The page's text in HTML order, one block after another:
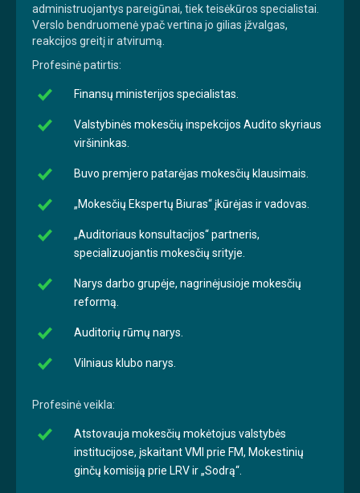
administruojantys pareigūnai, tiek teisėkūros specialistai.
Verslo bendruomenė ypač vertina jo gilias įžvalgas,
reakcijos greitį ir atvirumą.
Profesinė patirtis:
Finansų ministerijos specialistas.
Valstybinės mokesčių inspekcijos Audito skyriaus
viršininkas.
Buvo premjero patarėjas mokesčių klausimais.
„Mokesčių Ekspertų Biuras“ įkūrėjas ir vadovas.
„Auditoriaus konsultacijos“ partneris,
specializuojantis mokesčių srityje.
Narys darbo grupėje, nagrinėjusioje mokesčių
reformą.
Auditorių rūmų narys.
Vilniaus klubo narys.
Profesinė veikla:
Atstovauja mokesčių mokėtojus valstybės
institucijose, įskaitant VMI prie FM, Mokestinių
ginčų komisiją prie LRV ir „Sodrą“.